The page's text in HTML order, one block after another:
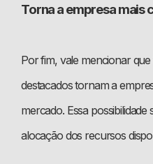
Torna a empresa mais
Por fim, vale mencionar
destacados tornam a
mercado. Essa
alocação dos recursos